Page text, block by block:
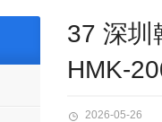
37 深圳
HMK-
2026-05-26